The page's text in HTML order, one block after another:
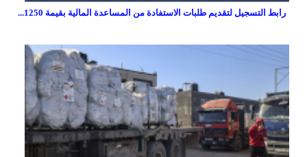
رابط التسجيل لتقديم طلبات الاستفادة من المساعدة المالية بقيمة 1250...